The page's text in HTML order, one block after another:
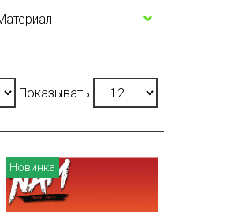
Показывать
Новинка